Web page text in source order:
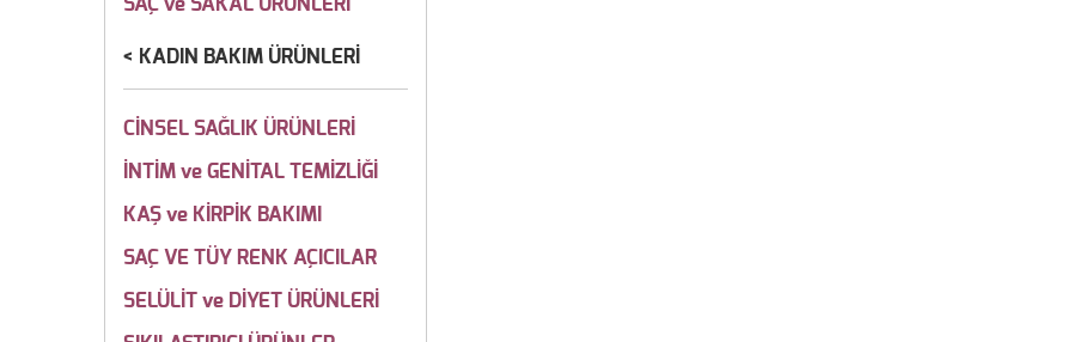
SAÇ ve SAKAL ÜRÜNLERİ
KADIN BAKIM ÜRÜNLERİ
CİNSEL SAĞLIK ÜRÜNLERİ
İNTİM ve GENİTAL TEMİZLİĞİ
KAŞ ve KİRPİK BAKIMI
SAÇ VE TÜY RENK AÇICILAR
SELÜLİT ve DİYET ÜRÜNLERİ